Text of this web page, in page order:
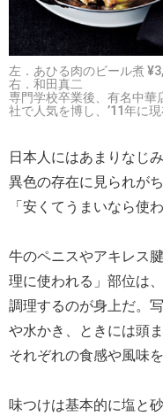
左．あひる肉のビール煮
右．和田真二
専門学校卒業後、有名中華
社で人気を博し、’11年に
日本人にはあまりなじ
異色の存在に見られが
「安くてうまいなら使
牛のペニスやアキレス
理に使われる」部位は
調理するのが身上だ。
や水かき、ときには頭
それぞれの食感や風味
味つけは基本的に塩と